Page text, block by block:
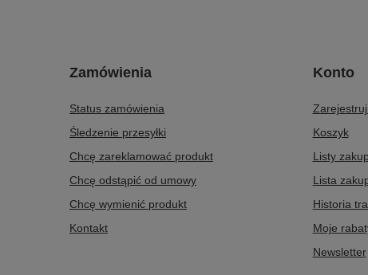
Zamówienia
Status zamówienia
Śledzenie przesyłki
Chcę zareklamować produkt
Chcę odstąpić od umowy
Chcę wymienić produkt
Kontakt
Konto
Koszyk
Listy
Lista
Historia
Moje
Newsletter